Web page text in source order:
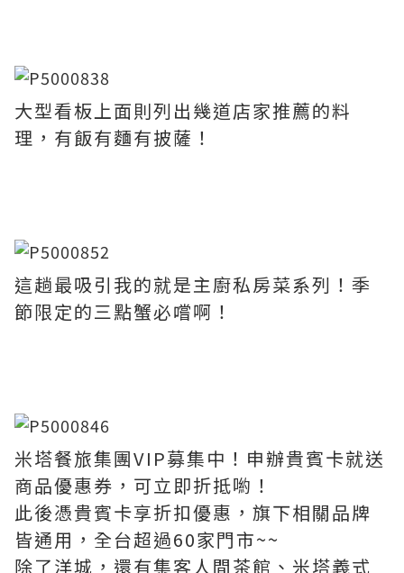
大型看板上面則列出幾道店家推薦的料
理，有飯有麵有披薩！
這趟最吸引我的就是主廚私房菜系列！季
節限定的三點蟹必嚐啊！
米塔餐旅集團VIP募集中！申辦貴賓卡就送
商品優惠券，可立即折抵喲！
此後憑貴賓卡享折扣優惠，旗下相關品牌
皆通用，全台超過60家門市~~
除了洋城，還有集客人間茶館、米塔義式